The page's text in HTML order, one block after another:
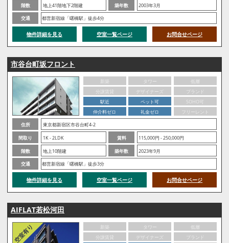
階数
地上41階地下2階建 築年数
2003年3月
交通
都営新宿線「曙橋駅」徒歩4分
物件詳細を見る 空室一覧ページ お問合せページ
市谷台町坂フロント
新築 タワー
低層
分譲賃貸
デザイナーズ
ブランド
駅近
ペット可
SOHO可
仲介料ゼロ
礼金ゼロ
フリーレント
住所
東京都新宿区市谷台町4-2
間取り
1K - 2LDK 賃料
115,000円 - 250,000円
階数
地上10階建 築年数
2023年9月
交通
都営新宿線「曙橋駅」徒歩3分
物件詳細を見る 空室一覧ページ お問合せページ
AIFLAT若松河田
新築 タワー
低層
分譲賃貸
デザイナーズ
ブランド